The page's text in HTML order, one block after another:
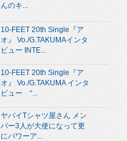
んのキ...
10-FEET 20th Single『ア
オ』 Vo./G.TAKUMAインタ
ビュー INTE...
10-FEET 20th Single『ア
オ』 Vo./G.TAKUMA インタ
ビュー “...
ヤバイTシャツ屋さん メン
バー3人が大使になって更
にパワーア...